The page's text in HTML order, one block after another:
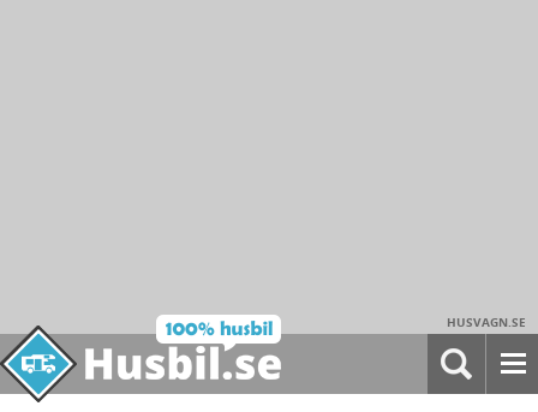
HUSVAGN.SE